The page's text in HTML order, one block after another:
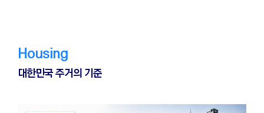
Housing
대한민국 주거의 기준